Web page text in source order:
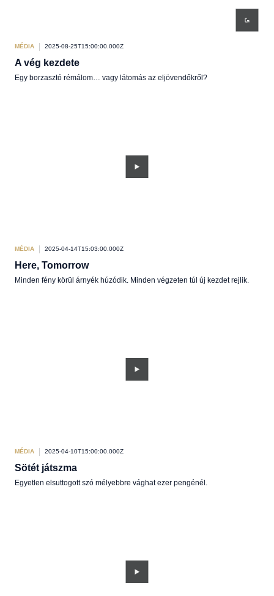
MÉDIA 2025-08-25T15:00:00.000Z
A vég kezdete
Egy borzasztó rémálom… vagy látomás az eljövendőkről?
MÉDIA 2025-04-14T15:03:00.000Z
Here, Tomorrow
Minden fény körül árnyék húzódik. Minden végzeten túl új kezdet rejlik.
MÉDIA 2025-04-10T15:00:00.000Z
Sötét játszma
Egyetlen elsuttogott szó mélyebbre vághat ezer pengénél.